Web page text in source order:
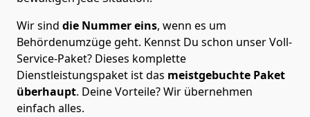
Wir sind die Nummer eins, wenn es um
Behördenumzüge geht. Kennst Du schon unser Voll-
Service-Paket? Dieses komplette
Dienstleistungspaket ist das meistgebuchte Paket
überhaupt. Deine Vorteile? Wir übernehmen
einfach alles.